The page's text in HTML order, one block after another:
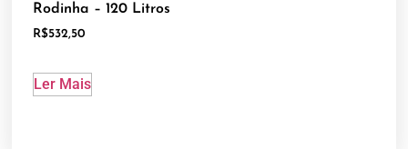
Rodinha – 120 Litros
R$532,50
Ler Mais